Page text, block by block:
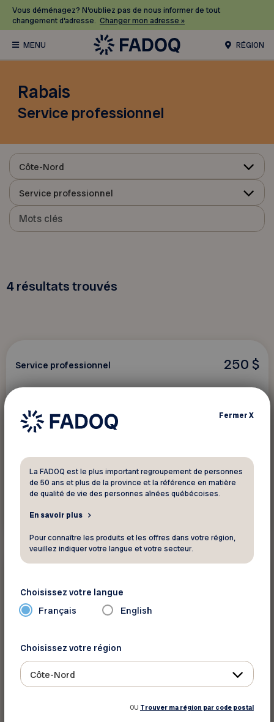
Vous déménagez? N’oubliez pas de nous informer de tout
changement d’adresse. Changer mon adresse »
RÉGION
Rabais
Service professionnel
Côte-Nord
Service professionnel
4résultats trouvés
250 $
Service professionnel
Acheter et vendre avec une courtière ou un
Déménagement DMAX
Rabais sur votre déménagement résidentiel
FermerX
La FADOQ est le plus important regroupement de personnes
de 50 ans et plus de la province et la référence en matière
de qualité de vie des personnes aînées québécoises.
En savoir plus
Pour connaître les produits et les offres dans votre région,
veuillez indiquer votre langue et votre secteur.
Choisissez votre langue
Français English
Choisissez votre région
Côte-Nord
OU Trouver ma région par code postal